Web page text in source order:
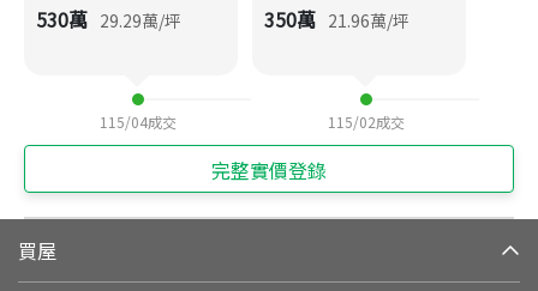
530萬 29.29萬/坪
115/04成交
350萬 21.96萬/坪
115/02成交
完整實價登錄
買屋